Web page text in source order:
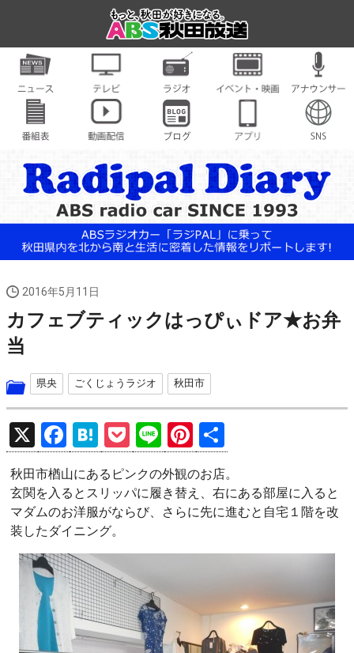
2016年5月11日
カフェブティックはっぴぃドア★お弁
当
県央 ごくじょうラジオ 秋田市
X
F
a
ce
b
o
o
k
H
at
e
n
a
P
o
ck
et
Li
n
e
Pi
nt
er
es
有
秋田市楢山にあるピンクの外観のお店。
玄関を入るとスリッパに履き替え、右にある部屋に入ると
マダムのお洋服がならび、さらに先に進むと自宅１階を改
装したダイニング。